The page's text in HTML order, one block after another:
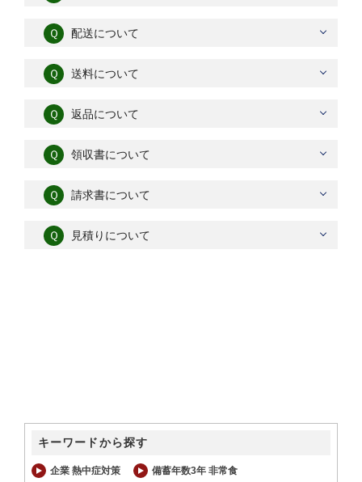
Ｑ 配送について
Ｑ 送料について
Ｑ 返品について
Ｑ 領収書について
Ｑ 請求書について
Ｑ 見積りについて
キーワードから探す
企業 熱中症対策 備蓄年数3年 非常食